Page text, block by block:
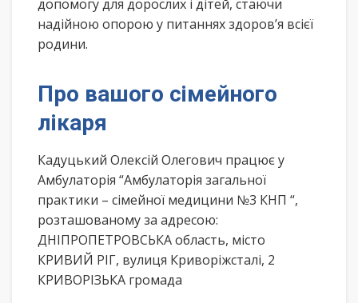
допомогу для дорослих і дітей, стаючи
надійною опорою у питаннях здоров’я всієї
родини.
Про вашого сімейного
лікаря
Кадуцький Олексій Олегович працює у
Амбулаторія “Амбулаторія загальної
практики – сімейної медицини №3 КНП “,
розташованому за адресою:
ДНІПРОПЕТРОВСЬКА область, місто
КРИВИЙ РІГ, вулиця Криворіжсталі, 2
КРИВОРІЗЬКА громада